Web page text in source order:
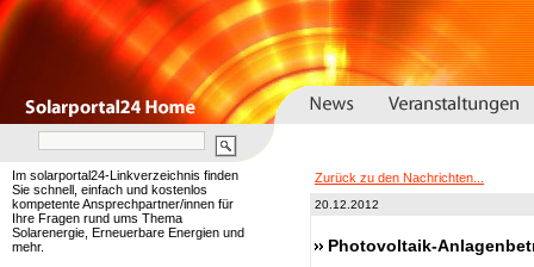
Im solarportal24-Linkverzeichnis finden
Sie schnell, einfach und kostenlos
kompetente Ansprechpartner/innen für
Ihre Fragen rund ums Thema
Solarenergie, Erneuerbare Energien und
mehr.
Zurück zu den Nachrichten...
20.12.2012
Photovoltaik-